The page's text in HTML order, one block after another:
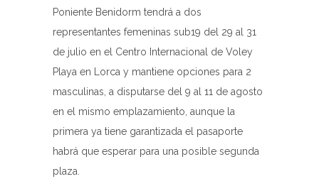
Poniente Benidorm tendrá a dos
representantes femeninas sub19 del 29 al 31
de julio en el Centro Internacional de Voley
Playa en Lorca y mantiene opciones para 2
masculinas, a disputarse del 9 al 11 de agosto
en el mismo emplazamiento, aunque la
primera ya tiene garantizada el pasaporte
habrá que esperar para una posible segunda
plaza.